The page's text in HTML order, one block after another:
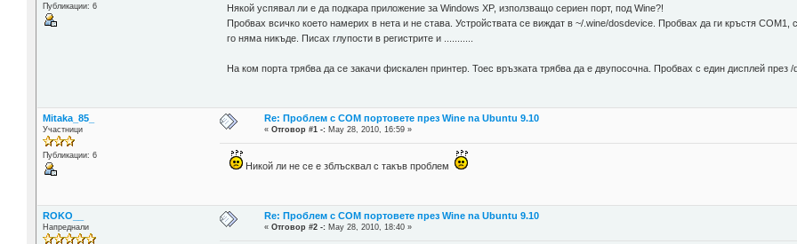
Публикации: 6
Някой успявал ли е да подкара приложение за Windows XP, използващо сериен порт, под Wine?!
Пробвах всичко което намерих в нета и не става. Устройствата се виждат в ~/.wine/dosdevice. Пробвах да ги кръстя
го няма никъде. Писах глупости в регистрите и ...........
На ком порта трябва да се закачи фискален принтер. Тоес връзката трябва да е двупосочна. Пробвах с един дисплей през
Mitaka_85_
Участници
Публикации: 6
Re: Проблем с COM портовете през Wine na Ubuntu 9.10
«Отговор #1 -: May 28, 2010, 16:59 »
Никой ли не се е зблъсквал с такъв проблем
ROKO__
Напреднали
Re: Проблем с COM портовете през Wine na Ubuntu 9.10
«Отговор #2 -: May 28, 2010, 18:40 »